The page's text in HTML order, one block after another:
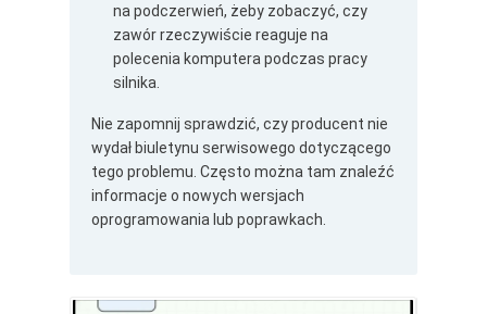
na podczerwień, żeby zobaczyć, czy
zawór rzeczywiście reaguje na
polecenia komputera podczas pracy
silnika.
Nie zapomnij sprawdzić, czy producent nie
wydał biuletynu serwisowego dotyczącego
tego problemu. Często można tam znaleźć
informacje o nowych wersjach
oprogramowania lub poprawkach.